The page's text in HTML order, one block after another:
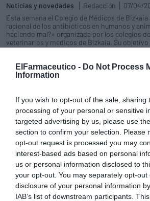
ElFarmaceutico - Do Not Process
Information
If you wish to opt-out of the sale, sharing
processing of your personal or sensitive
targeted advertising by us, please use
section to confirm your selection. Please
opt-out request is processed you may
interest-based ads based on personal
us or personal information disclosed to
your opt-out. You may separately opt-
disclosure of your personal information
IAB’s list of downstream participants.
Noticias y novedades Redacción
07/04/
Esta semana el Colegio de Médicos de
racional de los antibióticos en humanos y
haciendo mal?» organizada por los colegios
veterinarios y médicos de Bizkaia. Su objetivo
están utilizando actualmente los
bacterias se están haciendo resistentes a
antimicrobianos conocidos.
Los farmacéuticos de Bizkaia
sobre ostomías
Noticias y novedades Redacción
11/03/
El Grupo Norte Ostomías ha impartido un
farmacéuticos comunitarios de Bizkaia con el
conocimientos sobre ostomía y los cuidados
estos pacientes. Durante el taller, al que
profesionales, han podido conocer también
específicos que existen para los pacientes
facilitar la adecuada labor de dispensación
trabajan en las oficinas de farmacia.